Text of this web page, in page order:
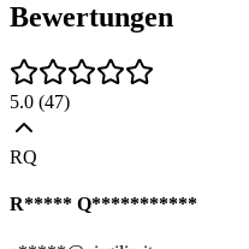
Bewertungen
5.0 (47)
RQ
R***** Q***********